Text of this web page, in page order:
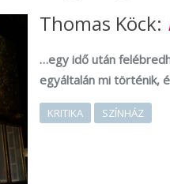
Thomas Köck:
…egy idő után
egyáltalán mi történik,
KRITIKA SZÍNHÁZ